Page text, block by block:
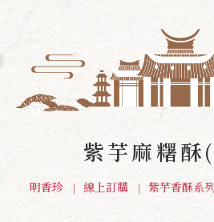
紫芋麻糬酥
明香珍 線上訂購 紫芋香酥系